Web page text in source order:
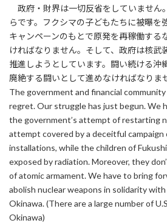
政府・財界は一切反省をしていません
らです。フクシマの子どもたちに被曝を
キャンペーンのもとで原発を再稼働する
ければなりません。そして、政府は核武
推進しようとしています。闘い続ける沖
廃絶する闘いとして進めなければなりま
The government and financial
regret. Our struggle has just begun. We
the government’s attempt of restarting
attempt covered by a deceitful campaign
installations, while the children of
exposed by radiation. Moreover, they
of atomic armament. We have to bring
abolish nuclear weapons in solidarity
Okinawa. (There are a large number of
Okinawa)